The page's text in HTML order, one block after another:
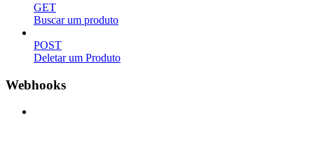
GET
Buscar um produto
POST
Deletar um Produto
Webhooks